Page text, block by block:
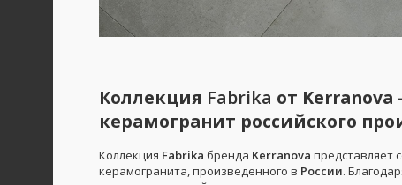
Коллекция Fabrika от
керамогранит российского
Коллекция Fabrika бренда Kerranova представляет
керамогранита, произведенного в России.